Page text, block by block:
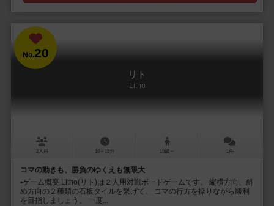
No.20
リト
Litho
2人用 10～15分 10歳～ 1件
コマの動きも、勝負のゆくえも無限大
▪︎ゲーム概要 Litho(リト)は２人用対戦ボードゲームです。 縦横方向、斜
め方向の２種類の石板タイルを繋げて、 コマの行方を操りながら勝利
を目指しましょう。 一度...